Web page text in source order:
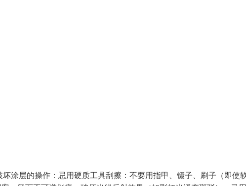
涂层的操作：忌用硬质工具刮擦：不要用指甲、镊子、刷子（即使